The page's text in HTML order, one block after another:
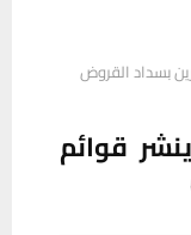
بسداد القروض
قوائم